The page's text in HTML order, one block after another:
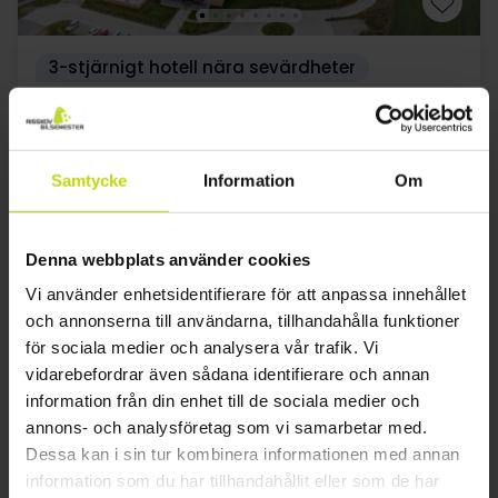
Samtycke Information Om
Denna webbplats använder cookies
Vi använder enhetsidentifierare för att anpassa innehållet
och annonserna till användarna, tillhandahålla funktioner
för sociala medier och analysera vår trafik. Vi
vidarebefordrar även sådana identifierare och annan
information från din enhet till de sociala medier och
annons- och analysföretag som vi samarbetar med.
Dessa kan i sin tur kombinera informationen med annan
information som du har tillhandahållit eller som de har
3-stjärnigt hotell nära sevärdheter
Aiden by Best Western Herning
3.4 Bra36 recensioner
Herning
Inkl. lätt kvällsbuffé och välkomstdrink
1x frukost
1x Lätt kvällsbuffé
1x välkomstdrink
∞ Gratis parkering
Se allt som ingår
aug 1029:-
Totalt 2058:-
sep 1029:-
Totalt 2058:-
Se mer